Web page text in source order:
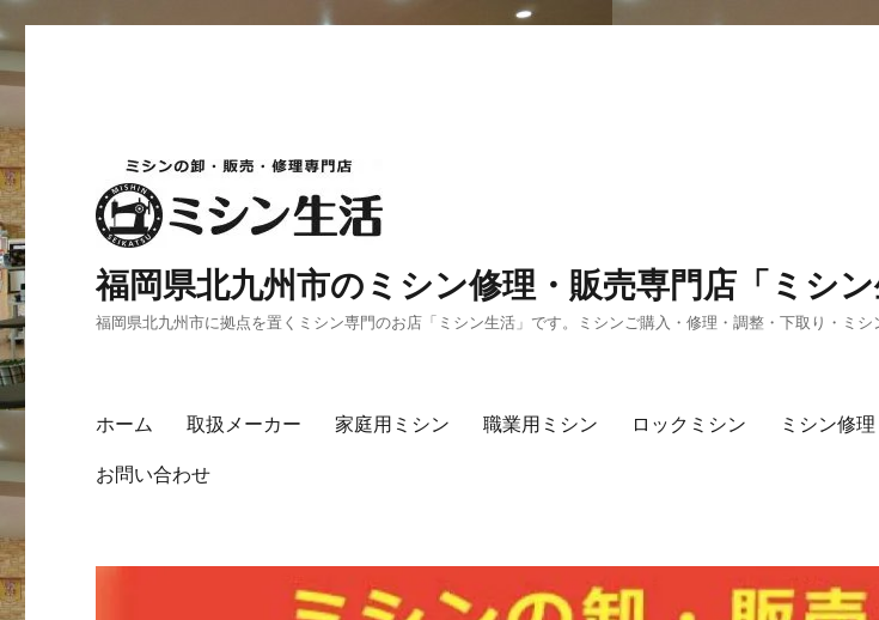
福岡県北九州市のミシン修理・販売専門店「ミシン
福岡県北九州市に拠点を置くミシン専門のお店「ミシン生活」です。ミシンご購入・修理・調整・下取り・ミシ
ホーム 取扱メーカー 家庭用ミシン 職業用ミシン ロックミシン ミシン修
お問い合わせ